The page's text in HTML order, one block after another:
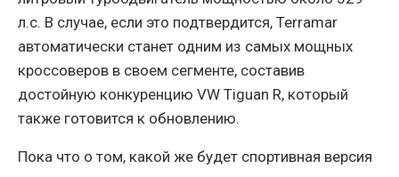
л.с. В случае, если это подтвердится, Terramar
автоматически станет одним из самых мощных
кроссоверов в своем сегменте, составив
достойную конкуренцию VW Tiguan R, который
также готовится к обновлению.
Пока что о том, какой же будет спортивная версия